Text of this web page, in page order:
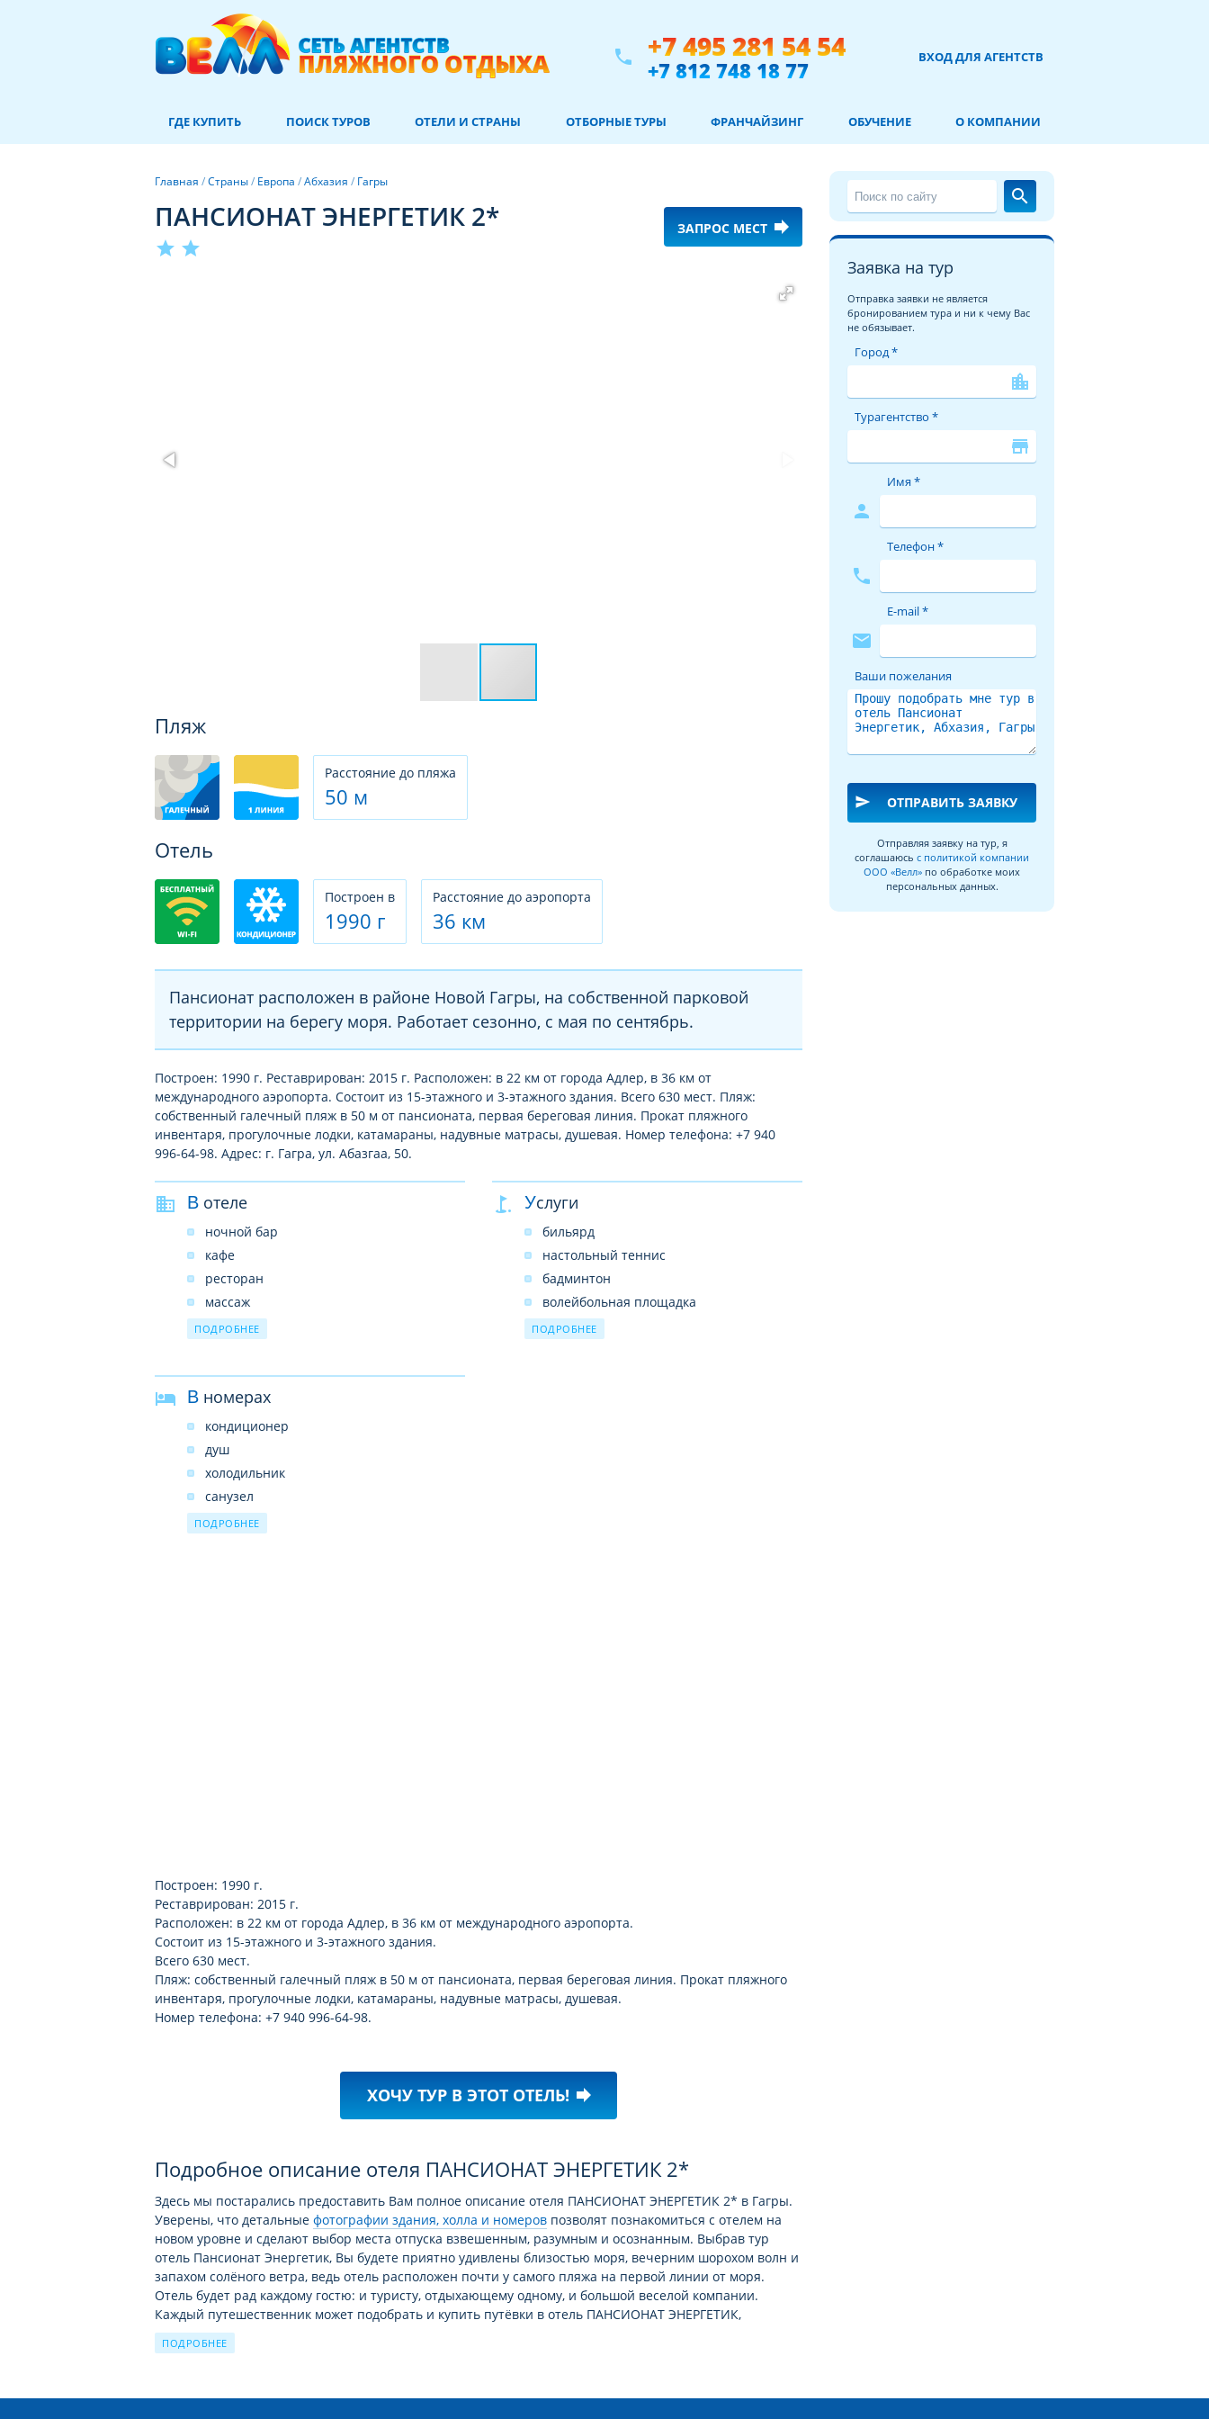
phone +7 495 281 54 54
+7 812 748 18 77 ВХОД ДЛЯ АГЕНТСТВ
ГДЕ КУПИТЬ ПОИСК ТУРОВ ОТЕЛИ И СТРАНЫ ОТБОРНЫЕ ТУРЫ ФРАНЧАЙЗИНГ ОБУЧЕНИЕ О КОМПАНИИ
Главная /Страны/ Европа /Абхазия / Гагры
ПАНСИОНАТ ЭНЕРГЕТИК 2*
star star
ЗАПРОС МЕСТ forward
Пляж
Расстояние до пляжа
50 м
Отель
Построен в
1990 г
Расстояние до аэропорта
36 км
Пансионат расположен в районе Новой Гагры, на собственной парковой
территории на берегу моря. Работает сезонно, с мая по сентябрь.
Построен: 1990 г. Реставрирован: 2015 г. Расположен: в 22 км от города Адлер, в 36 км от
международного аэропорта. Состоит из 15-этажного и 3-этажного здания. Всего 630 мест. Пляж:
собственный галечный пляж в 50 м от пансионата, первая береговая линия. Прокат пляжного
инвентаря, прогулочные лодки, катамараны, надувные матрасы, душевая. Номер телефона: +7 940
996-64-98. Адрес: г. Гагра, ул. Абазгаа, 50.
В отеле
ночной бар
кафе
ресторан
массаж
парикмахерская
парковка
беговые дорожки
ПОДРОБНЕЕ
Услуги
бильярд
настольный теннис
бадминтон
волейбольная площадка
кинозал
ПОДРОБНЕЕ
В номерах
кондиционер
душ
холодильник
санузел
балкон
ПОДРОБНЕЕ
Построен: 1990 г.
Реставрирован: 2015 г.
Расположен: в 22 км от города Адлер, в 36 км от международного аэропорта.
Состоит из 15-этажного и 3-этажного здания.
Всего 630 мест.
Пляж: собственный галечный пляж в 50 м от пансионата, первая береговая линия. Прокат пляжного
инвентаря, прогулочные лодки, катамараны, надувные матрасы, душевая.
Номер телефона: +7 940 996-64-98.
ХОЧУ ТУР В ЭТОТ ОТЕЛЬ! forward
Подробное описание отеля ПАНСИОНАТ ЭНЕРГЕТИК 2*
Здесь мы постарались предоставить Вам полное описание отеля ПАНСИОНАТ ЭНЕРГЕТИК 2* в Гагры.
Уверены, что детальные фотографии здания, холла и номеров позволят познакомиться с отелем на
новом уровне и сделают выбор места отпуска взвешенным, разумным и осознанным. Выбрав тур
отель Пансионат Энергетик, Вы будете приятно удивлены близостью моря, вечерним шорохом волн и
запахом солёного ветра, ведь отель расположен почти у самого пляжа на первой линии от моря.
Отель будет рад каждому гостю: и туристу, отдыхающему одному, и большой веселой компании.
Каждый путешественник может подобрать и купить путёвки в отель ПАНСИОНАТ ЭНЕРГЕТИК,
отвечающие его требованиям. При выборе путевки рекомендуем расширять диапазон интересующих
Вас дат и продолжительности тура. Плюс-минус 2 ночи помогут поисковой системе туров предложить
ПОДРОБНЕЕ
search
Заявка на тур
Отправка заявки не является
бронированием тура и ни к чему Вас
не обязывает.
Город *
location_city
Турагентство *
store
person
Имя *
phone
Телефон *
mail
E-mail *
Ваши пожелания
send ОТПРАВИТЬ ЗАЯВКУ
Отправляя заявку на тур, я
соглашаюсь с политикой компании
ООО «Велл» по обработке моих
персональных данных.